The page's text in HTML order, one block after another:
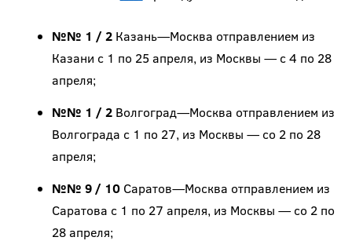
№№ 1 / 2Казань—Москва отправлением из
Казани с 1 по 25 апреля, из Москвы — с 4 по 28
апреля;
№№ 1 / 2Волгоград—Москва отправлением из
Волгограда с 1 по 27, из Москвы — со 2 по 28
апреля;
№№ 9 / 10Саратов—Москва отправлением из
Саратова с 1 по 27 апреля, из Москвы — со 2 по
28 апреля;